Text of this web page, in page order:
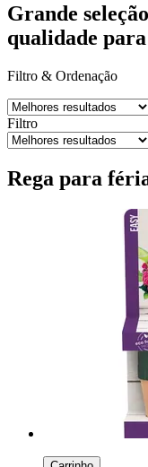
Grande
qualidade
Filtro & Ordenação
Filtro
Rega para